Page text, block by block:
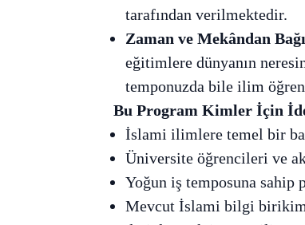
tarafından verilmektedir.
Zaman ve Mekândan
eğitimlere dünyanın
temponuzda bile ilim
Bu Program Kimler İçin
İslami ilimlere temel bir
Üniversite öğrencileri ve
Yoğun iş temposuna sahip
Mevcut İslami bilgi